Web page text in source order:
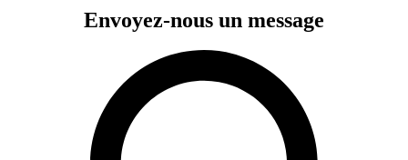
Envoyez-nous un message